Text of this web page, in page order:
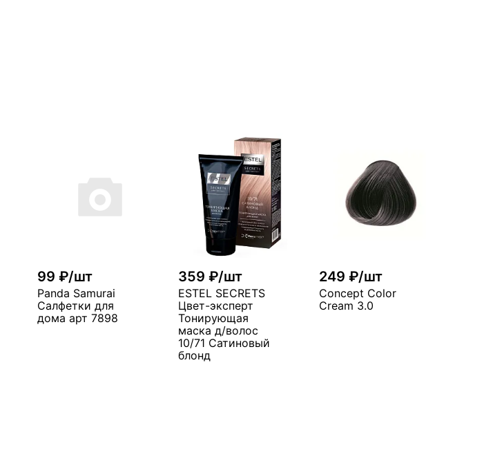
99 ₽/шт
Panda Samurai
Салфетки для
дома арт 7898
359 ₽/шт
ESTEL SECRETS
Цвет-эксперт
Тонирующая
маска д/волос
10/71 Сатиновый
блонд
249 ₽/шт
Concept Color
Cream 3.0